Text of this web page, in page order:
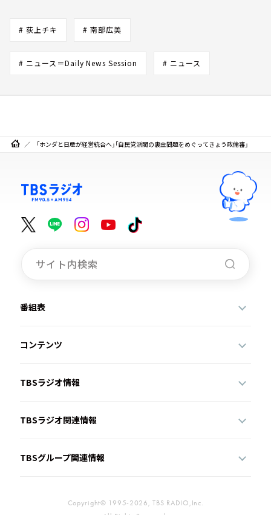
# 荻上チキ # 南部広美
# ニュース＝Daily News Session # ニュース
「ホンダと日産が経営統合へ」「自民党派閥の裏金問題をめぐってきょう政倫審」
番組表
コンテンツ
TBSラジオ情報
TBSラジオ関連情報
TBSグループ関連情報
Copyright© 1995-2026, TBS RADIO,Inc.